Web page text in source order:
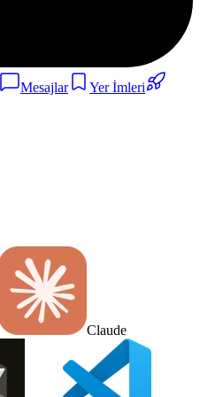
Mesajlar
Yer İmleri
Claude